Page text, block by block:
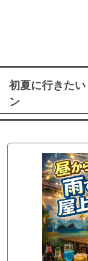
初夏に行きた
ン